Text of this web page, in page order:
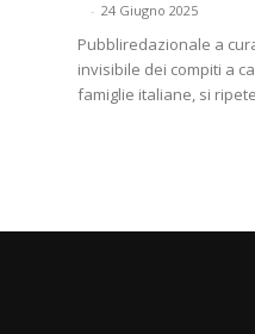
- 24 Giugno 2025
Pubbliredazionale a
invisibile dei compiti a
famiglie italiane, si